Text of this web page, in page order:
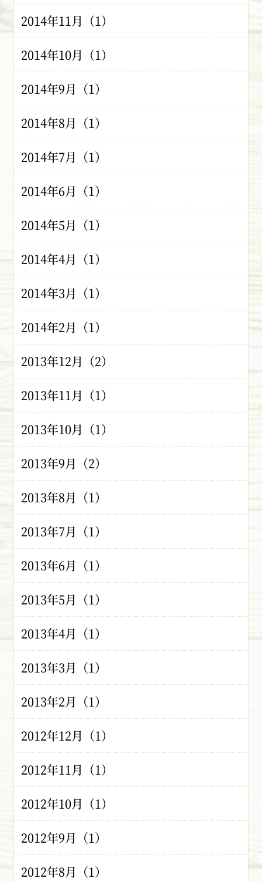
2014年11月（1）
2014年10月（1）
2014年9月（1）
2014年8月（1）
2014年7月（1）
2014年6月（1）
2014年5月（1）
2014年4月（1）
2014年3月（1）
2014年2月（1）
2013年12月（2）
2013年11月（1）
2013年10月（1）
2013年9月（2）
2013年8月（1）
2013年7月（1）
2013年6月（1）
2013年5月（1）
2013年4月（1）
2013年3月（1）
2013年2月（1）
2012年12月（1）
2012年11月（1）
2012年10月（1）
2012年9月（1）
2012年8月（1）